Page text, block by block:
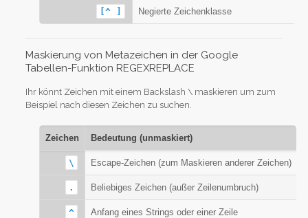
[^ ] Negierte Zeichenklasse
Maskierung von Metazeichen in der Google
Tabellen-Funktion REGEXREPLACE
Ihr könnt Zeichen mit einem Backslash \ maskieren um zum
Beispiel nach diesen Zeichen zu suchen.
Zeichen Bedeutung (unmaskiert)
\ Escape-Zeichen (zum Maskieren anderer Zeichen)
. Beliebiges Zeichen (außer Zeilenumbruch)
^ Anfang eines Strings oder einer Zeile